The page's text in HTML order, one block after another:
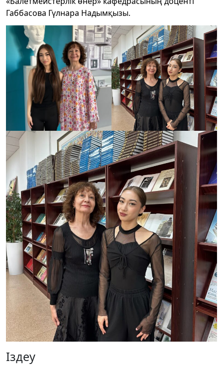
Габбасова Гүлнара Надымқызы.
Іздеу